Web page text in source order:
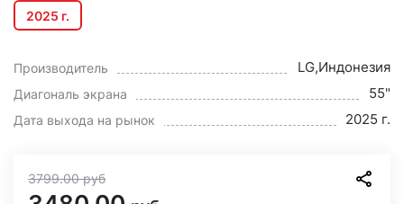
2025 г.
Производитель LG,Индонезия
Диагональ экрана 55"
Дата выхода на рынок 2025 г.
3799.00руб